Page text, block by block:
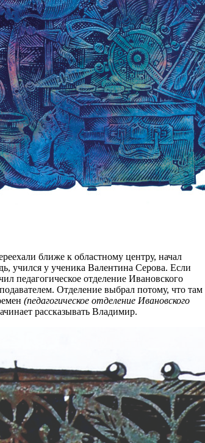
ближе к областному центру, начал
учился у ученика Валентина Серова. Если
педагогическое отделение Ивановского
Отделение выбрал потому, что там
(педагогическое отделение Ивановского
рассказывать Владимир.